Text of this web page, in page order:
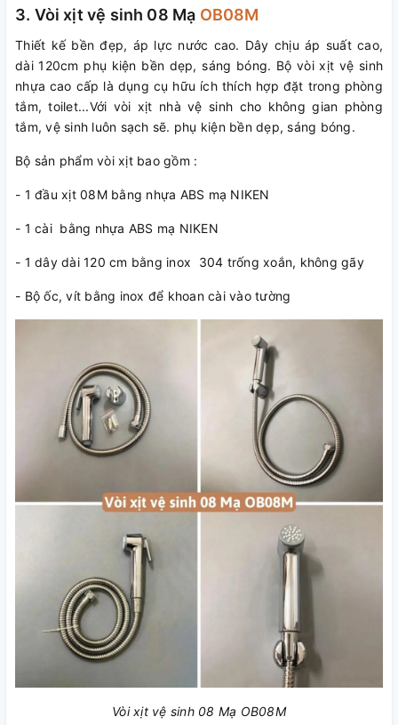
3. Vòi xịt vệ sinh 08 Mạ OB08M
Thiết kế bền đẹp, áp lực nước cao. Dây chịu áp suất cao,
dài 120cm phụ kiện bền dẹp, sáng bóng. Bộ vòi xịt vệ sinh
nhựa cao cấp là dụng cụ hữu ích thích hợp đặt trong phòng
tắm, toilet...Với vòi xịt nhà vệ sinh cho không gian phòng
tắm, vệ sinh luôn sạch sẽ. phụ kiện bền dẹp, sáng bóng.
Bộ sản phẩm vòi xịt bao gồm :
- 1 đầu xịt 08M bằng nhựa ABS mạ NIKEN
- 1 cài bằng nhựa ABS mạ NIKEN
- 1 dây dài 120 cm bằng inox 304 trống xoắn, không gãy
- Bộ ốc, vít bằng inox để khoan cài vào tường
Vòi xịt vệ sinh 08 Mạ OB08M